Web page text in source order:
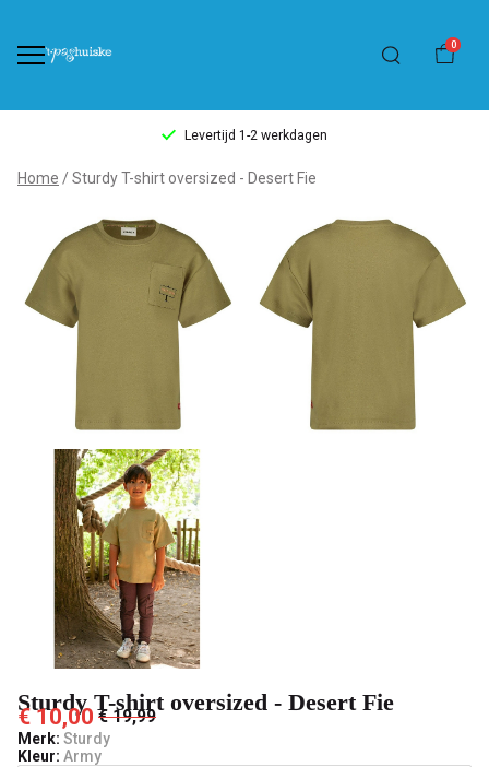
0
Levertijd 1-2 werkdagen
Sturdy
shirt
oversized
Desert
Fie
Pashuiske
Home Sturdy T-shirt oversized - Desert Fie
Sturdy T-shirt oversized - Desert Fie
€ 10,00 € 19,99
Merk: Sturdy
Kleur: Army